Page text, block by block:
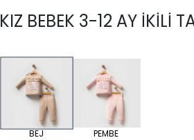
KIZ BEBEK 3-12 AY İKİLİ
BEJ PEMBE